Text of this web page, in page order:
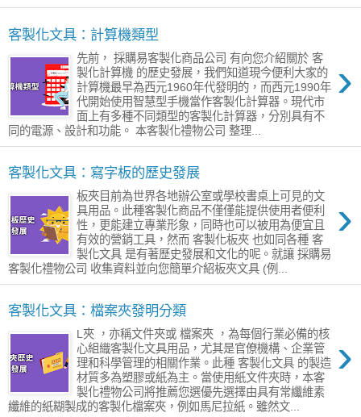
客製化文具：計算機類型
›
先前， 採購易客製化商品公司 有向您介紹關於 客
製化計算機 的歷史發展，我們知道現今便利大家的
計算機最早為西元1960年代發明的，而西元1990年
代開始使用智慧型手機當作客製化計算器。現代市
面上有多種不同類型的客製化計算器，分別具有不
同的電源、設計和功能。 本客製化禮物公司 整理...
客製化文具：寫字板的歷史發展
›
板夾目前為世界各地辦公室或學校書桌上可見的文
具用品。此種客製化商品不僅僅能提供使用者便利
性，更能建立專業形象，同時也可以被用為便宜且
有效的營銷工具，然而 客製化板夾 也如同各種 客
製化文具 是有著歷史發展和文化的呢。就讓 採購易
客製化禮物公司 收集資料並向您簡單介紹板夾文具 (例...
客製化文具：檔案夾發明分類
›
L夾 ，亦稱文件夾或 檔案夾 ，為每個行業必備的核
心組織客製化文具用品，尤其是官僚機構、企業管
理和科學管理的相關作業。此種 客製化文具 的製造
材質多為塑膠或紙為主。當使用紙文件夾時，本客
製化禮物公司將推薦您選優先選擇由具有常纖維素
纖維的紙糊製成的客製化檔案夾，例如馬尼拉紙。雖然文...